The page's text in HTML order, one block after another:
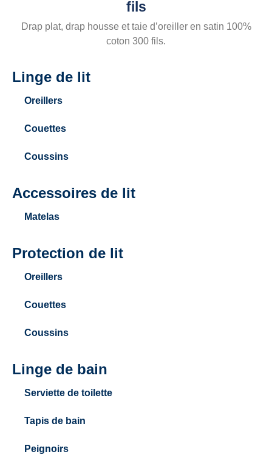
fils
Drap plat, drap housse et taie d’oreiller en satin 100%
coton 300 fils.
Linge de lit
Oreillers
Couettes
Coussins
Accessoires de lit
Matelas
Protection de lit
Oreillers
Couettes
Coussins
Linge de bain
Serviette de toilette
Tapis de bain
Peignoirs